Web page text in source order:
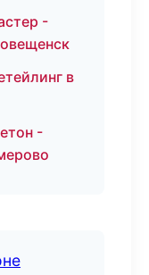
-
в
-